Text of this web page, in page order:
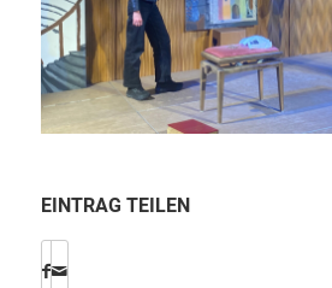
EINTRAG TEILEN